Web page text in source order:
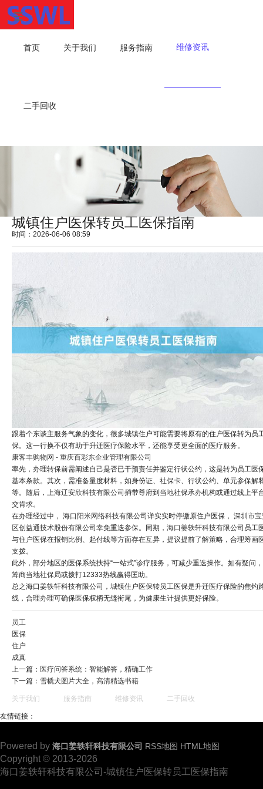
首页 关于我们 服务指南 维修资讯
二手回收
城镇住户医保转员工医保指南
时间：2026-06-06 08:59
跟着个东谈主服务气象的变化，很多城镇住户可能需要将原有的住户医保转为员
保。这一行换不仅有助于升迁医疗保险水平，还能享受更全面的医疗服务。
康客丰购物网 - 重庆百彩东企业管理有限公司
率先，办理转保前需阐述自己是否已干预责任并鉴定行状公约，这是转为员工医
基本条款。其次，需准备量度材料，如身份证、社保卡、行状公约、单元参保解
等。随后，
上海辽安欣科技有限公司捎带尊府到当地社保承办机构或通过线上平
交肯求。
在办理经过中， 海口阳米网络科技有限公司详实实时停缴原住户医保， 深圳市
区创益通技术股份有限公司幸免重迭参保。同期， 海口姜轶轩科技有限公司 员工
与住户医保在报销比例、起付线等方面存在互异，提议提前了解策略，合理筹画
支拨。
此外，部分地区的医保系统扶持“一站式”诊疗服务，可减少重迭操作。如有疑问
筹商当地社保局或拨打12333热线赢得匡助。
总之海口姜轶轩科技有限公司，城镇住户医保转员工医保是升迁医疗保险的焦灼
线，合理办理可确保医保权柄无缝衔尾，为健康生计提供更好保险。
员工
医保
住户
成真
上一篇： 医疗问答系统：智能解答，精确工作
下一篇： 雪橇犬图片大全，高清精选书籍
关于我们 服务指南 维修资讯 二手回收
友情链接：
Powered by 海口姜轶轩科技有限公司 RSS地图 HTML地图
Copyright © 2013-2026
海口姜轶轩科技有限公司-城镇住户医保转员工医保指南